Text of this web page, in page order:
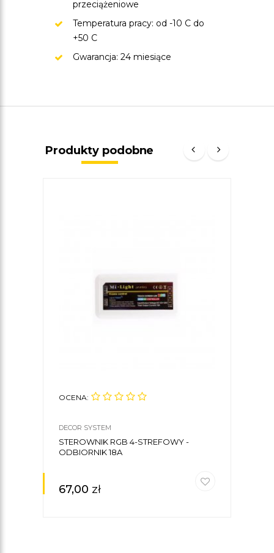
przeciążeniowe
Temperatura pracy: od -10 C do
+50 C
Gwarancja: 24 miesiące
Produkty podobne
OCENA:
DECOR SYSTEM
STEROWNIK RGB 4-STREFOWY -
ODBIORNIK 18A
67,00 zł